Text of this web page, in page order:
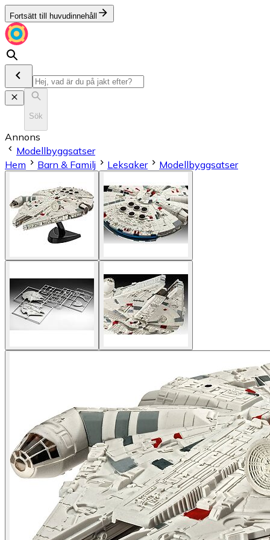
Fortsätt till huvudinnehåll
Sök
Annons
Modellbyggsatser
Hem
Barn & Familj Leksaker Modellbyggsatser